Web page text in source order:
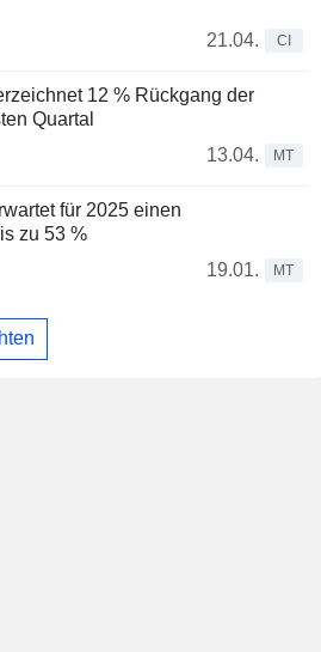
21.04.
CI
12 % Rückgang der
Quartal
13.04.
MT
für 2025 einen
zu 53 %
19.01.
MT